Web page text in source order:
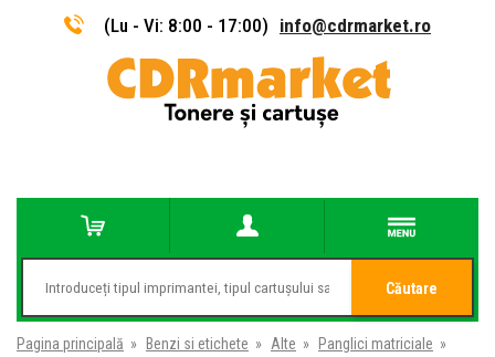
(Lu - Vi: 8:00 - 17:00) info@cdrmarket.ro
Căutare
Pagina principală » Benzi si etichete » Alte » Panglici matriciale »